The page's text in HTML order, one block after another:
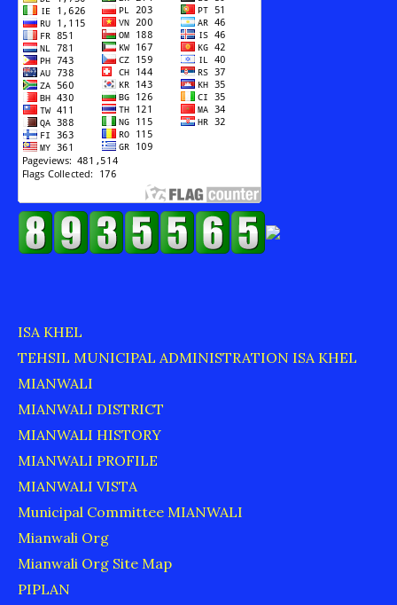
ISA KHEL
TEHSIL MUNICIPAL ADMINISTRATION ISA KHEL
MIANWALI
MIANWALI DISTRICT
MIANWALI HISTORY
MIANWALI PROFILE
MIANWALI VISTA
Municipal Committee MIANWALI
Mianwali Org
Mianwali Org Site Map
PIPLAN